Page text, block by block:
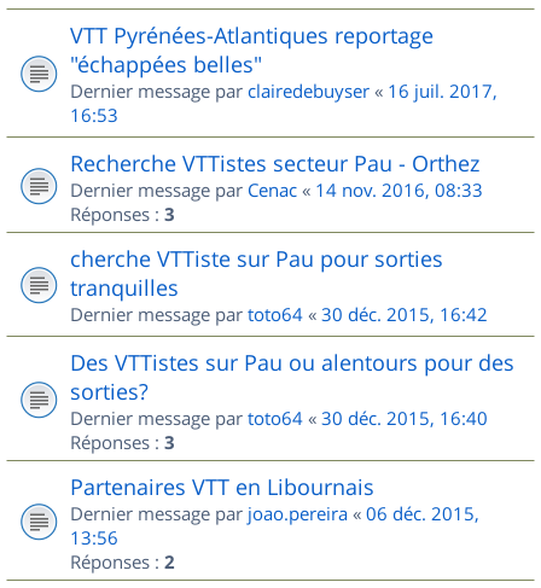
VTT Pyrénées-Atlantiques reportage
"échappées belles"
Dernier message par clairedebuyser « 16 juil. 2017,
16:53
Recherche VTTistes secteur Pau - Orthez
Dernier message par Cenac « 14 nov. 2016, 08:33
Réponses : 3
cherche VTTiste sur Pau pour sorties
tranquilles
Dernier message par toto64 « 30 déc. 2015, 16:42
Des VTTistes sur Pau ou alentours pour des
sorties?
Dernier message par toto64 « 30 déc. 2015, 16:40
Réponses : 3
Partenaires VTT en Libournais
Dernier message par joao.pereira « 06 déc. 2015,
13:56
Réponses : 2